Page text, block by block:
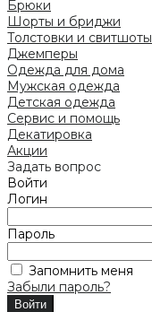
Брюки
Шорты и бриджи
Толстовки и свитшоты
Джемперы
Одежда для дома
Мужская одежда
Детская одежда
Сервис и помощь
Декатировка
Акции
Задать вопрос
Войти
Логин
Пароль
Запомнить меня
Забыли пароль?